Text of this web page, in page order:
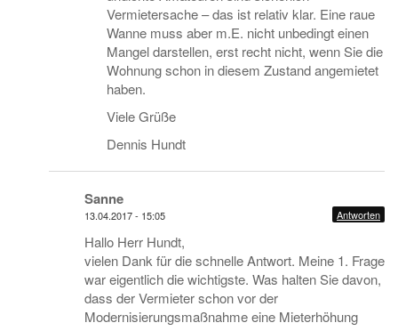
Vermietersache – das ist relativ klar. Eine raue
Wanne muss aber m.E. nicht unbedingt einen
Mangel darstellen, erst recht nicht, wenn Sie die
Wohnung schon in diesem Zustand angemietet
haben.
Viele Grüße
Dennis Hundt
Sanne
13.04.2017 - 15:05 Antworten
Hallo Herr Hundt,
vielen Dank für die schnelle Antwort. Meine 1. Frage
war eigentlich die wichtigste. Was halten Sie davon,
dass der Vermieter schon vor der
Modernisierungsmaßnahme eine Mieterhöhung